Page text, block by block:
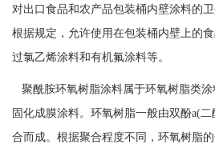
对出口食品和农产品包装桶内壁涂料的
根据规定，允许使用在包装桶内壁上的
过氯乙烯涂料和有机氟涂料等。
聚酰胺环氧树脂涂料属于环氧树脂类
固化成膜涂料。环氧树脂一般由双酚a(二
合而成。根据聚合程度不同，环氧树脂